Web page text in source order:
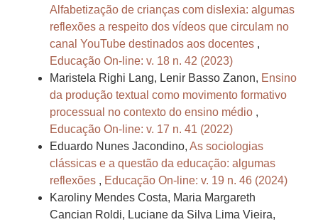
Alfabetização de crianças com dislexia: algumas
reflexões a respeito dos vídeos que circulam no
canal YouTube destinados aos docentes ,
Educação On-line: v. 18 n. 42 (2023)
Maristela Righi Lang, Lenir Basso Zanon, Ensino
da produção textual como movimento formativo
processual no contexto do ensino médio ,
Educação On-line: v. 17 n. 41 (2022)
Eduardo Nunes Jacondino, As sociologias
clássicas e a questão da educação: algumas
reflexões , Educação On-line: v. 19 n. 46 (2024)
Karoliny Mendes Costa, Maria Margareth
Cancian Roldi, Luciane da Silva Lima Vieira,